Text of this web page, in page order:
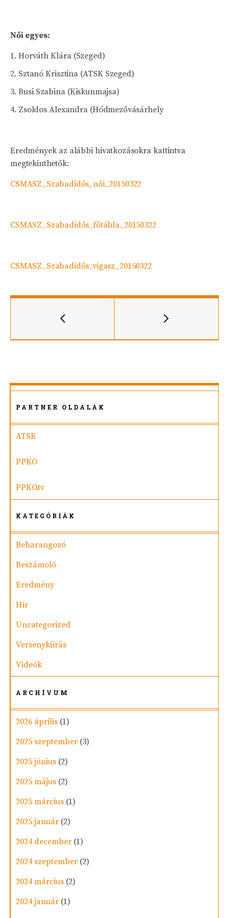
Női egyes:
Horváth Klára (Szeged)
Sztanó Krisztina (ATSK Szeged)
Busi Szabina (Kiskunmajsa)
Zsoldos Alexandra (Hódmezővásárhely
Eredmények az alábbi hivatkozásokra kattintva
megtekinthetők:
CSMASZ_Szabadidős_női_20150322
CSMASZ_Szabadidős_főtábla_20150322
CSMASZ_Szabadidős_vigasz_20150322
PARTNER OLDALAK
ATSK
PPKO
PPKO.tv
KATEGÓRIÁK
Beharangozó
Beszámoló
Eredmény
Hír
Uncategorized
Versenykiírás
Videók
ARCHÍVUM
2026 április (1)
2025 szeptember (3)
2025 június (2)
2025 május (2)
2025 március (1)
2025 január (2)
2024 december (1)
2024 szeptember (2)
2024 március (2)
2024 január (1)